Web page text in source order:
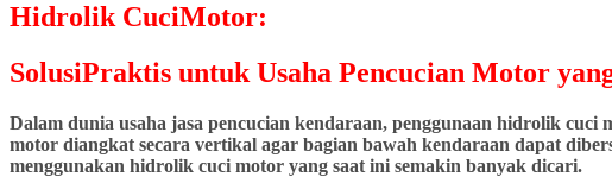
Hidrolik CuciMotor:
SolusiPraktis untuk Usaha Pencucian Motor
Dalam dunia usaha jasa pencucian kendaraan, penggunaan hidrolik
motor diangkat secara vertikal agar bagian bawah kendaraan dapat
menggunakan hidrolik cuci motor yang saat ini semakin banyak dicari.